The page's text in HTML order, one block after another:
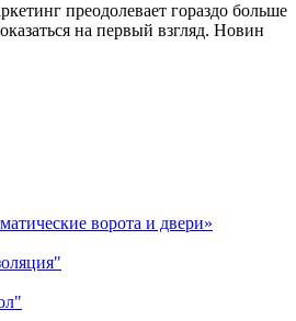
преодолевает гораздо больше
на первый взгляд. Новин
ворота и двери»